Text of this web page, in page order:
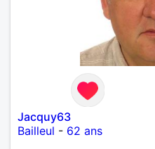
Jacquy63
Bailleul - 62 ans